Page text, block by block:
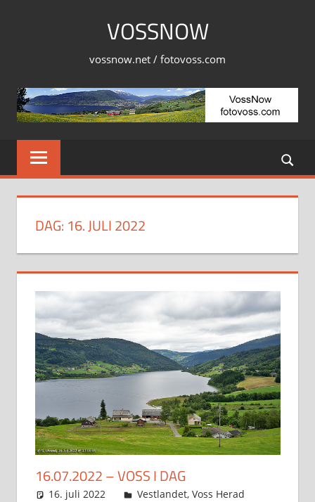
VOSSNOW
vossnow.net / fotovoss.com
DAG: 16. JULI 2022
16.07.2022 – VOSS I DAG
16. juli 2022 Svein
Vestlandet, Voss Herad